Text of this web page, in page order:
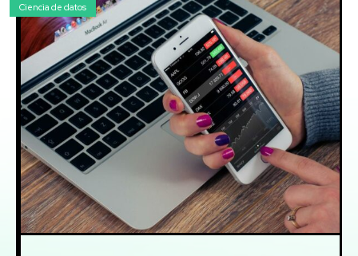
Ciencia de datos